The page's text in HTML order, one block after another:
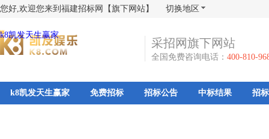
您好,欢迎您来到福建招标网【旗下网站】 切换地区
k8凯发天生赢家
采招网旗下网站
全国免费咨询电话： 400-810-
k8凯发天生赢家 免费招标 招标公告 中标结果 招